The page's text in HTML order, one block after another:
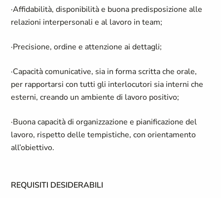
·Affidabilità, disponibilità e buona predisposizione alle
relazioni interpersonali e al lavoro in team;
·Precisione, ordine e attenzione ai dettagli;
·Capacità comunicative, sia in forma scritta che orale,
per rapportarsi con tutti gli interlocutori sia interni che
esterni, creando un ambiente di lavoro positivo;
·Buona capacità di organizzazione e pianificazione del
lavoro, rispetto delle tempistiche, con orientamento
all’obiettivo.
REQUISITI DESIDERABILI